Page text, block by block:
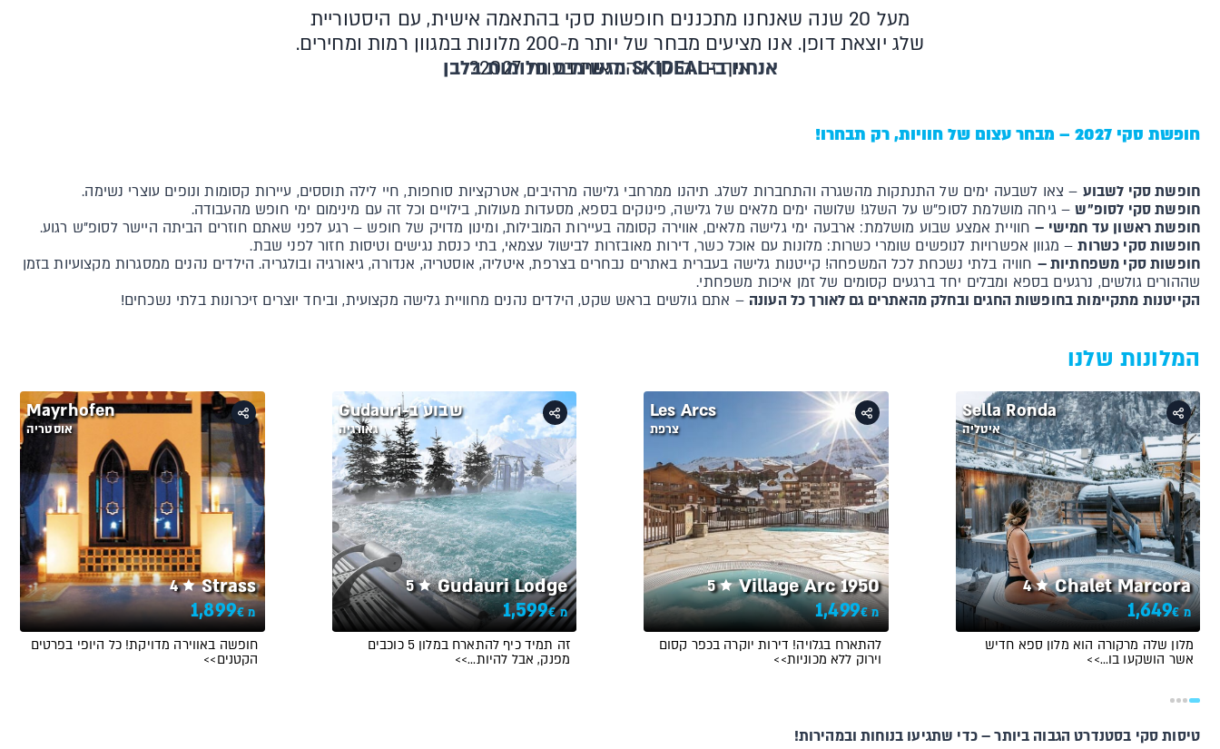
אנחנו ב-SKIDEAL מגשימים חלומות בלבן
מעל 20 שנה שאנחנו מתכננים חופשות סקי בהתאמה אישית, עם היסטוריית
שלג יוצאת דופן. אנו מציעים מבחר של יותר מ-200 מלונות במגוון רמות ומחירים.
איך זה הולך להיראות בעונת 2027?
חופשת סקי 2027 – מבחר עצום של חוויות, רק תבחרו!
חופשת סקי לשבוע – צאו לשבעה ימים של התנתקות מהשגרה והתחברות לשלג. תיהנו ממרחבי גלישה מרהיבים, אטרקציות סוחפות, חיי לילה תוססים, עיירות קסומות ונופים עוצרי נשימה.
חופשת סקי לסופ"ש– גיחה מושלמת לסופ"ש על השלג! שלושה ימים מלאים של גלישה, פינוקים בספא, מסעדות מעולות, בילויים וכל זה עם מינימום ימי חופש מהעבודה.
חופשת ראשון עד חמישי –חוויית אמצע שבוע מושלמת: ארבעה ימי גלישה מלאים, אווירה קסומה בעיירות המובילות, ומינון מדויק של חופש – רגע לפני שאתם חוזרים הביתה היישר לסופ"ש רגוע.
חופשות סקי כשרות– מגוון אפשרויות לנופשים שומרי כשרות: מלונות עם אוכל כשר, דירות מאובזרות לבישול עצמאי, בתי כנסת נגישים וטיסות חזור לפני שבת.
חופשות סקי משפחתיות – חוויה בלתי נשכחת לכל המשפחה! קייטנות גלישה בעברית באתרים נבחרים בצרפת, איטליה, אוסטריה, אנדורה, גיאורגיה ובולגריה. הילדים נהנים ממסגרות מקצועיות בזמן
שההורים גולשים, נרגעים בספא ומבלים יחד ברגעים קסומים של זמן איכות משפחתי.
הקייטנות מתקיימות בחופשות החגים ובחלק מהאתרים גם לאורך כל העונה – אתם גולשים בראש שקט, הילדים נהנים מחוויית גלישה מקצועית, וביחד יוצרים זיכרונות בלתי נשכחים!
המלונות שלנו
Chalet Marcora
4
מ 1,649€
Sella Ronda
איטליה
מלון שלה מרקורה הוא מלון ספא חדיש
אשר הושקעו בו…>>
Village Arc 1950
5
מ 1,499€
Les Arcs
צרפת
להתארח בגלויה! דירות יוקרה בכפר קסום
וירוק ללא מכוניות>>
Gudauri Lodge
5
מ 1,599€
שבוע ב-Gudauri
גאורגיה
זה תמיד כיף להתארח במלון 5 כוכבים
מפנק, אבל להיות…>>
Strass
4
מ 1,899€
Mayrhofen
אוסטריה
חופשה באווירה מדויקת! כל היופי בפרטים
הקטנים>>
טיסות סקי בסטנדרט הגבוה ביותר – כדי שתגיעו בנוחות ובמהירות!